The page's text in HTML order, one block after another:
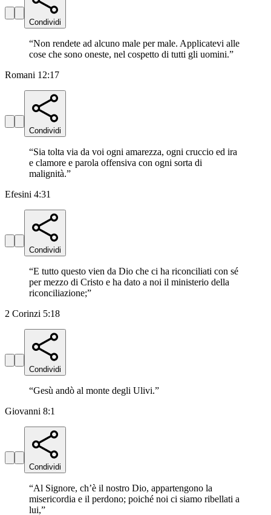
Condividi
“Non rendete ad alcuno male per male. Applicatevi alle
cose che sono oneste, nel cospetto di tutti gli uomini.”
Romani 12:17
Condividi
“Sia tolta via da voi ogni amarezza, ogni cruccio ed ira
e clamore e parola offensiva con ogni sorta di
malignità.”
Efesini 4:31
Condividi
“E tutto questo vien da Dio che ci ha riconciliati con sé
per mezzo di Cristo e ha dato a noi il ministerio della
riconciliazione;”
2 Corinzi 5:18
Condividi
“Gesù andò al monte degli Ulivi.”
Giovanni 8:1
Condividi
“Al Signore, ch’è il nostro Dio, appartengono la
misericordia e il perdono; poiché noi ci siamo ribellati a
lui,”